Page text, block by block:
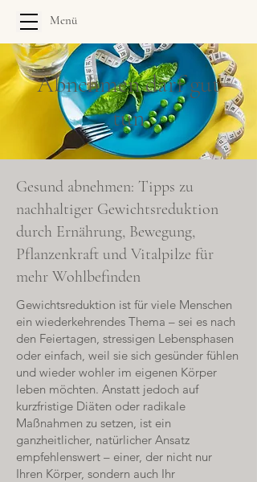
Menü
Abnehmen darf gut
tun
Gesund abnehmen: Tipps zu
nachhaltiger Gewichtsreduktion
durch Ernährung, Bewegung,
Pflanzenkraft und Vitalpilze für
mehr Wohlbefinden
Gewichtsreduktion ist für viele Menschen
ein wiederkehrendes Thema – sei es nach
den Feiertagen, stressigen Lebensphasen
oder einfach, weil sie sich gesünder fühlen
und wieder wohler im eigenen Körper
leben möchten. Anstatt jedoch auf
kurzfristige Diäten oder radikale
Maßnahmen zu setzen, ist ein
ganzheitlicher, natürlicher Ansatz
empfehlenswert – einer, der nicht nur
Ihren Körper, sondern auch Ihr